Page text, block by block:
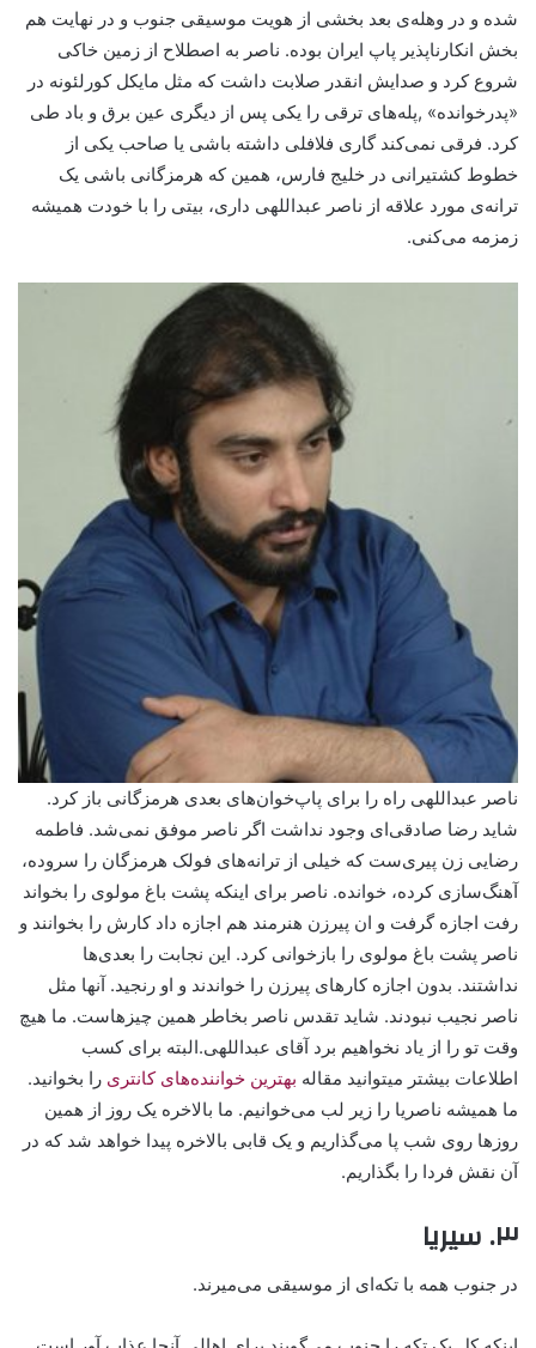
شده و در وهله‌ی بعد بخشی از هویت موسیقی جنوب و در نهایت هم
بخش انکارناپذیر پاپ ایران بوده. ناصر به اصطلاح از زمین خاکی
شروع کرد و صدایش انقدر صلابت داشت که مثل مایکل کورلئونه در
«پدرخوانده» ,پله‌های ترقی را یکی پس از دیگری عین برق و باد طی
کرد. فرقی نمی‌کند گاری فلافلی داشته باشی یا صاحب یکی از
خطوط کشتیرانی در خلیج فارس، همین که هرمزگانی باشی یک
ترانه‌ی مورد علاقه از ناصر عبداللهی داری، بیتی را با خودت همیشه
زمزمه می‌کنی.
ناصر عبداللهی راه را برای پاپ‌خوان‌های بعدی هرمزگانی باز کرد.
شاید رضا صادقی‌ای وجود نداشت اگر ناصر موفق نمی‌شد. فاطمه
رضایی زن پیری‌ست که خیلی از ترانه‌های فولک هرمزگان را سروده،
آهنگ‌سازی کرده، خوانده. ناصر برای اینکه پشت باغ مولوی را بخواند
رفت اجازه گرفت و ان پیرزن هنرمند هم اجازه داد کارش را بخوانند و
ناصر پشت باغ مولوی را بازخوانی کرد. این نجابت را بعدی‌ها
نداشتند. بدون اجازه کارهای پیرزن را خواندند و او رنجید. آنها مثل
ناصر نجیب نبودند. شاید تقدس ناصر بخاطر همین چیزهاست. ما هیچ
وقت تو را از یاد نخواهیم برد آقای عبداللهی.البته برای کسب
اطلاعات بیشتر میتوانید مقاله بهترین خواننده‌های کانتری را بخوانید.
ما همیشه ناصریا را زیر لب می‌خوانیم. ما بالاخره یک روز از همین
روزها روی شب پا می‌گذاریم و یک قابی بالاخره پیدا خواهد شد که در
آن نقش فردا را بگذاریم.
۳. سیریا
در جنوب همه با تکه‌ای از موسیقی می‌میرند.